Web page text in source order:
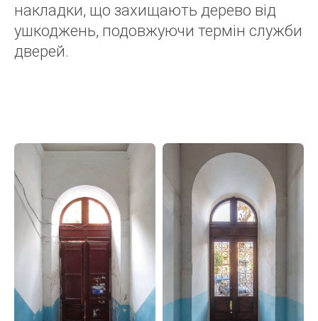
накладки, що захищають дерево від
ушкоджень, подовжуючи термін служби
дверей.